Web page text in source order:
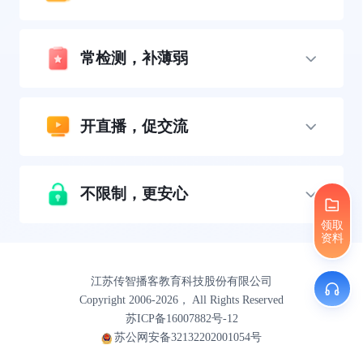
领取
资料
常检测，补薄弱
开直播，促交流
不限制，更安心
江苏传智播客教育科技股份有限公司
Copyright 2006-2026， All Rights Reserved
苏ICP备16007882号-12
苏公网安备32132202001054号